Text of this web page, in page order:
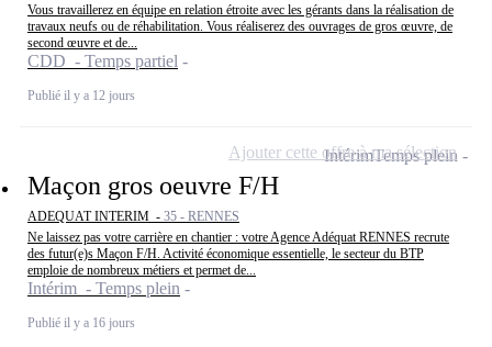
Vous travaillerez en équipe en relation étroite avec les gérants dans la réalisation de
travaux neufs ou de réhabilitation. Vous réaliserez des ouvrages de gros œuvre, de
second œuvre et de...
CDD - Temps partiel
Publié il y a 12 jours
Maçon gros oeuvre F/H
ADEQUAT INTERIM - 35 - RENNES
Ne laissez pas votre carrière en chantier : votre Agence Adéquat RENNES recrute
des futur(e)s Maçon F/H. Activité économique essentielle, le secteur du BTP
emploie de nombreux métiers et permet de...
Intérim - Temps plein
Publié il y a 16 jours
IntérimTemps plein
Ajouter cette offre à ma sélection